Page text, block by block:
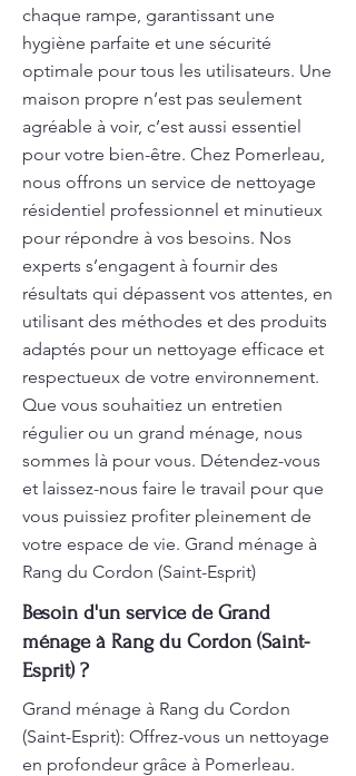
chaque rampe, garantissant une
hygiène parfaite et une sécurité
optimale pour tous les utilisateurs. Une
maison propre n’est pas seulement
agréable à voir, c’est aussi essentiel
pour votre bien-être. Chez Pomerleau,
nous offrons un service de nettoyage
résidentiel professionnel et minutieux
pour répondre à vos besoins. Nos
experts s’engagent à fournir des
résultats qui dépassent vos attentes, en
utilisant des méthodes et des produits
adaptés pour un nettoyage efficace et
respectueux de votre environnement.
Que vous souhaitiez un entretien
régulier ou un grand ménage, nous
sommes là pour vous. Détendez-vous
et laissez-nous faire le travail pour que
vous puissiez profiter pleinement de
votre espace de vie. Grand ménage à
Rang du Cordon (Saint-Esprit)
Besoin d'un service de Grand
ménage à Rang du Cordon (Saint-
Esprit) ?
Grand ménage à Rang du Cordon
(Saint-Esprit): Offrez-vous un nettoyage
en profondeur grâce à Pomerleau.